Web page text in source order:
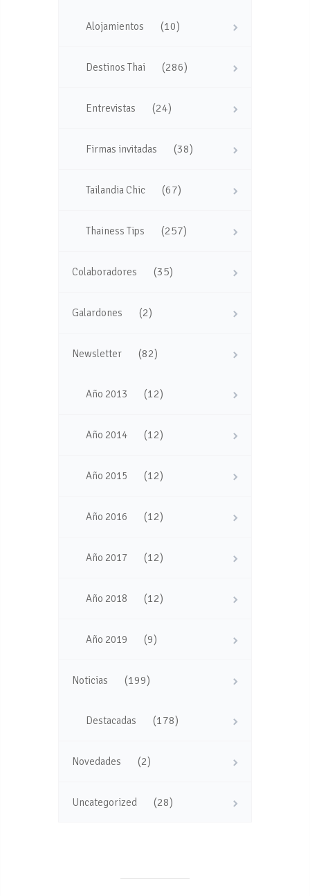
Alojamientos (10)
Destinos Thai (286)
Entrevistas (24)
Firmas invitadas (38)
Tailandia Chic (67)
Thainess Tips (257)
Colaboradores (35)
Galardones (2)
Newsletter (82)
Año 2013 (12)
Año 2014 (12)
Año 2015 (12)
Año 2016 (12)
Año 2017 (12)
Año 2018 (12)
Año 2019 (9)
Noticias (199)
Destacadas (178)
Novedades (2)
Uncategorized (28)